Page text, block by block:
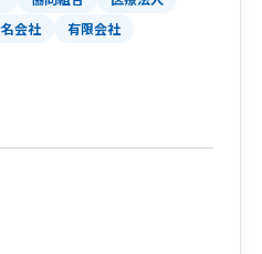
会社
有限会社